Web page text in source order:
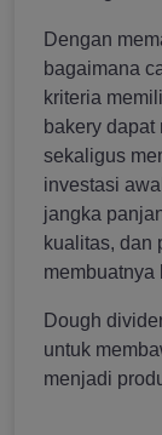
Dengan
bagaimana
kriteria
bakery
sekaligus
investasi
jangka
kualitas, dan
membuatnya
Dough
untuk
menjadi